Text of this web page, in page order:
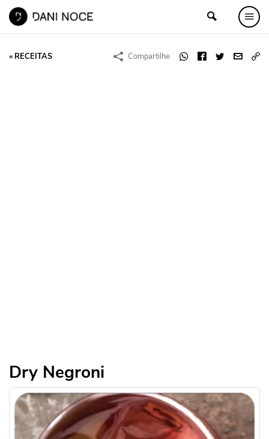
« RECEITAS Compartilhe
Dry Negroni